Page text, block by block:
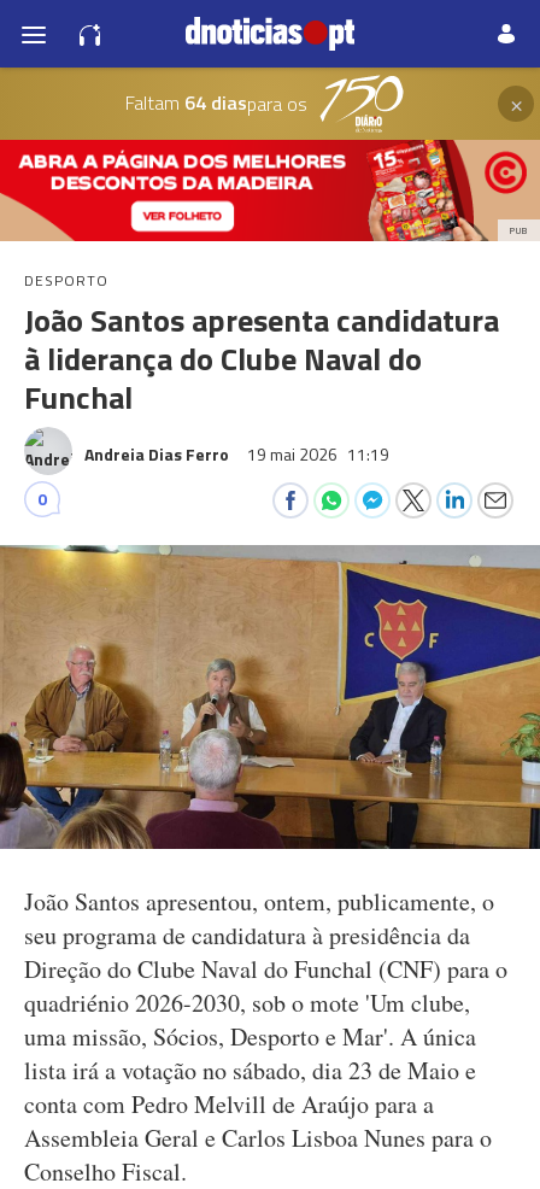
Faltam 64 diaspara os ×
PUB
DESPORTO
João Santos apresenta candidatura
à liderança do Clube Naval do
Funchal
Andreia Dias Ferro 19 mai 2026 11:19
0
João Santos apresentou, ontem, publicamente, o
seu programa de candidatura à presidência da
Direção do Clube Naval do Funchal (CNF) para o
quadriénio 2026-2030, sob o mote 'Um clube,
uma missão, Sócios, Desporto e Mar'. A única
lista irá a votação no sábado, dia 23 de Maio e
conta com Pedro Melvill de Araújo para a
Assembleia Geral e Carlos Lisboa Nunes para o
Conselho Fiscal.